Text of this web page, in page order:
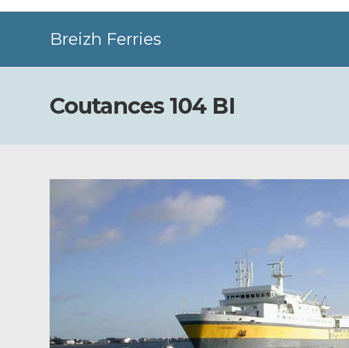
Breizh Ferries
Coutances 104 BI